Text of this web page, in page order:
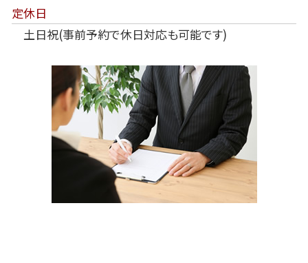
定休日
土日祝(事前予約で休日対応も可能です)